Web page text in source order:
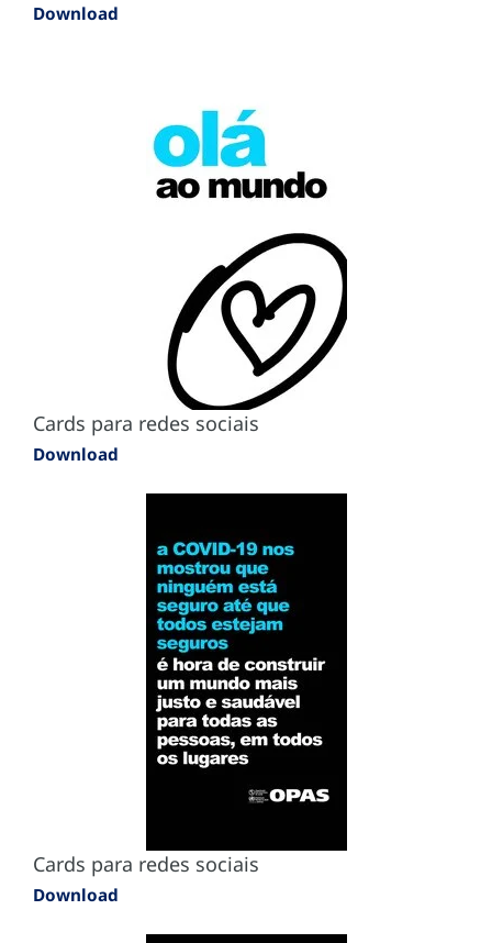
Download
Cards para redes sociais
Download
Cards para redes sociais
Download